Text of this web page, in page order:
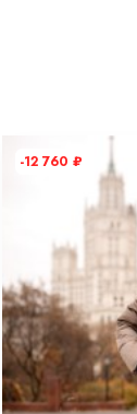
-12 760₽